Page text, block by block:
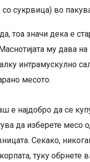
со сукрвица) во
тоа значи дека е
му дава
интрамускулно
месото.
е најдобро да се
да изберете месо
Секако,
туку